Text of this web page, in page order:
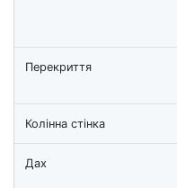
Перекриття
Колінна стінка
Дах